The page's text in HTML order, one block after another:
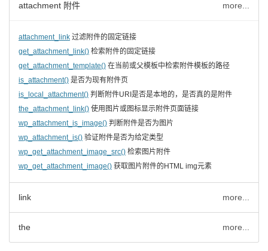
attachment 附件 more...
attachment_link 过滤附件的固定链接
get_attachment_link() 检索附件的固定链接
get_attachment_template() 在当前或父模板中检索附件模板的路径
is_attachment() 是否为现有附件页
is_local_attachment() 判断附件URI是否是本地的，是否真的是附件
the_attachment_link() 使用图片或图标显示附件页面链接
wp_attachment_is_image() 判断附件是否为图片
wp_attachment_is() 验证附件是否为给定类型
wp_get_attachment_image_src() 检索图片附件
wp_get_attachment_image() 获取图片附件的HTML img元素
link more...
the more...